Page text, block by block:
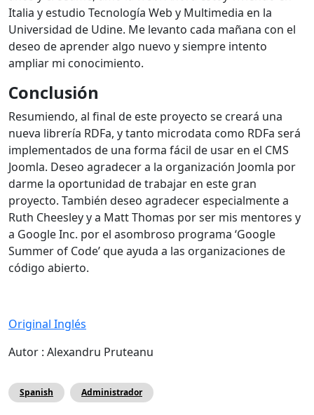
Italia y estudio Tecnología Web y Multimedia en la
Universidad de Udine. Me levanto cada mañana con el
deseo de aprender algo nuevo y siempre intento
ampliar mi conocimiento.
Conclusión
Resumiendo, al final de este proyecto se creará una
nueva librería RDFa, y tanto microdata como RDFa será
implementados de una forma fácil de usar en el CMS
Joomla. Deseo agradecer a la organización Joomla por
darme la oportunidad de trabajar en este gran
proyecto. También deseo agradecer especialmente a
Ruth Cheesley y a Matt Thomas por ser mis mentores y
a Google Inc. por el asombroso programa ‘Google
Summer of Code’ que ayuda a las organizaciones de
código abierto.
Original Inglés
Autor : Alexandru Pruteanu
Spanish Administrador